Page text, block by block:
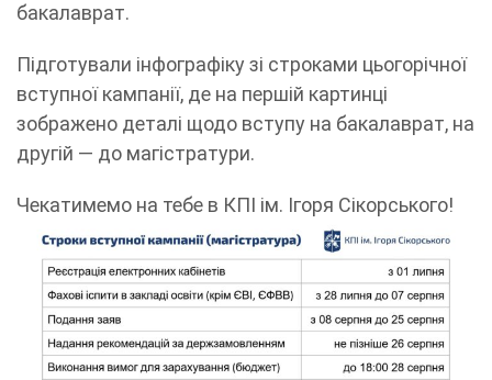
бакалаврат.
Підготували інфографіку зі строками цьогорічної
вступної кампанії, де на першій картинці
зображено деталі щодо вступу на бакалаврат, на
другій — до магістратури.
Чекатимемо на тебе в КПІ ім. Ігоря Сікорського!